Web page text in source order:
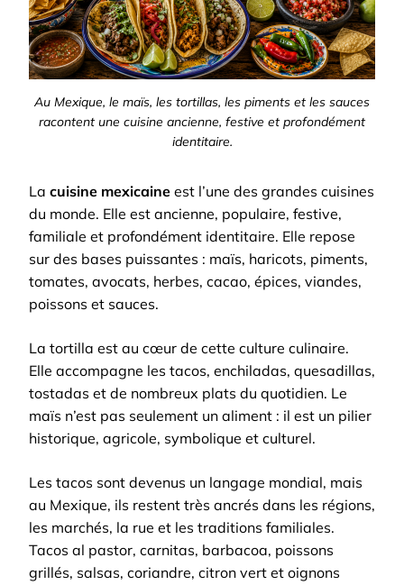
Au Mexique, le maïs, les tortillas, les piments et les sauces
racontent une cuisine ancienne, festive et profondément
identitaire.
La cuisine mexicaine est l’une des grandes cuisines
du monde. Elle est ancienne, populaire, festive,
familiale et profondément identitaire. Elle repose
sur des bases puissantes : maïs, haricots, piments,
tomates, avocats, herbes, cacao, épices, viandes,
poissons et sauces.
La tortilla est au cœur de cette culture culinaire.
Elle accompagne les tacos, enchiladas, quesadillas,
tostadas et de nombreux plats du quotidien. Le
maïs n’est pas seulement un aliment : il est un pilier
historique, agricole, symbolique et culturel.
Les tacos sont devenus un langage mondial, mais
au Mexique, ils restent très ancrés dans les régions,
les marchés, la rue et les traditions familiales.
Tacos al pastor, carnitas, barbacoa, poissons
grillés, salsas, coriandre, citron vert et oignons